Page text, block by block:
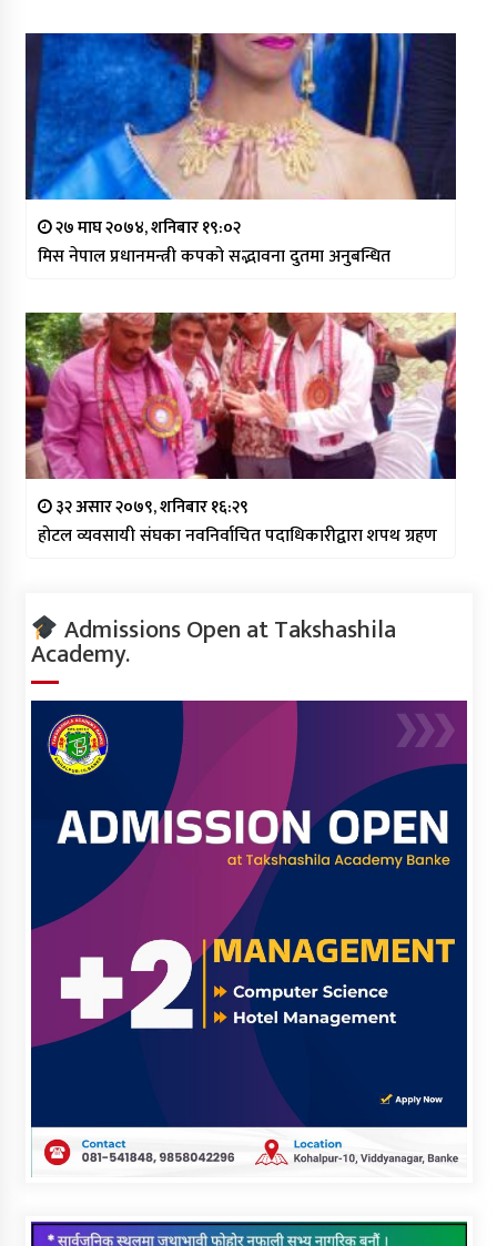
२७ माघ २०७४, शनिबार १९:०२
मिस नेपाल प्रधानमन्त्री कपको सद्भावना दुतमा अनुबन्धित
३२ असार २०७९, शनिबार १६:२९
होटल व्यवसायी संघका नवनिर्वाचित पदाधिकारीद्वारा शपथ ग्रहण
Admissions Open at Takshashila
Academy.